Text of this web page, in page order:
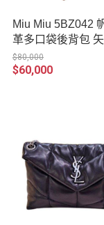
Miu Miu 5BZ042 帆布拼皮
革多口袋後背包 矢車菊藍
色/白蘭地色
$80,000
$60,000